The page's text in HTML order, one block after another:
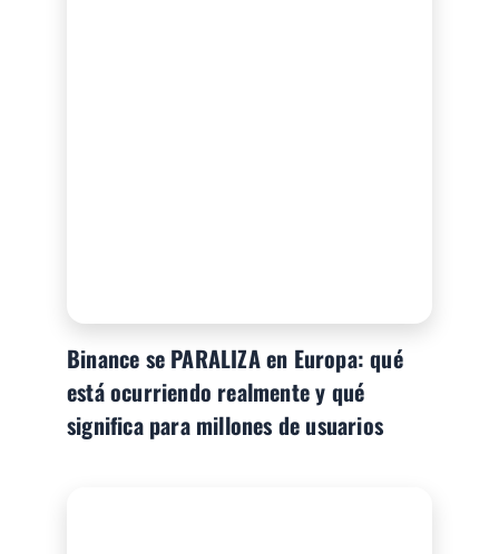
Binance se PARALIZA en Europa: qué
está ocurriendo realmente y qué
significa para millones de usuarios